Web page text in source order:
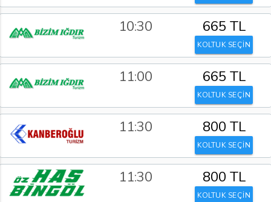
10:30 665 TL
KOLTUK SEÇİN
11:00 665 TL
KOLTUK SEÇİN
11:30 800 TL
KOLTUK SEÇİN
11:30 800 TL
KOLTUK SEÇİN